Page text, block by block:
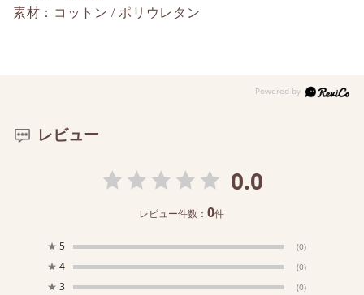
素材：コットン / ポリウレタン
レビュー
0.0
レビュー件数：0件
★ 5 (0)
★ 4 (0)
★ 3 (0)